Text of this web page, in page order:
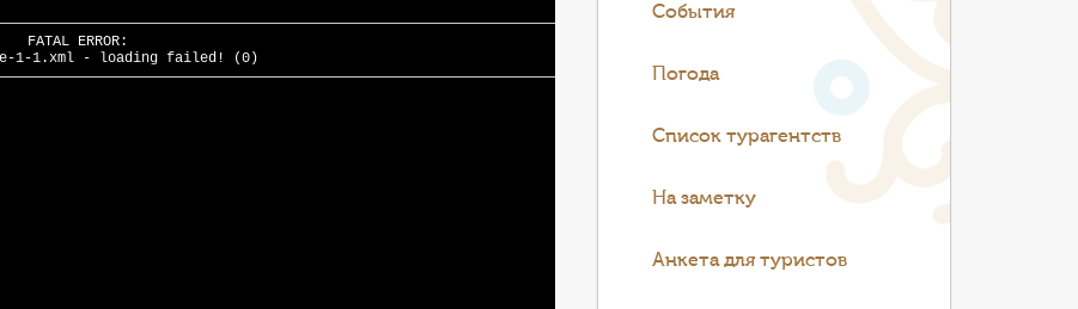
События
Погода
Список турагентств
На заметку
Анкета для туристов